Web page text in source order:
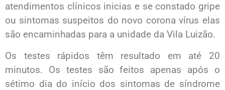
atendimentos clínicos inicias e se constado gripe
ou sintomas suspeitos do novo corona vírus elas
são encaminhadas para a unidade da Vila Luizão.
Os testes rápidos têm resultado em até 20
minutos. Os testes são feitos apenas após o
sétimo dia do início dos sintomas de síndrome